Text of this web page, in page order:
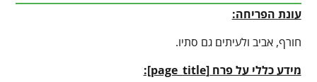
עונת הפריחה:
חורף, אביב ולעיתים גם סתיו.
מידע כללי על פרח [page_title
]: